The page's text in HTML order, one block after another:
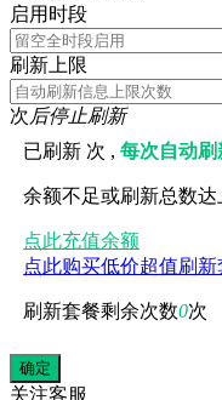
启用时段
刷新上限
次后停止刷新
已刷新 次 ,每次自动
余额不足或刷新总数
点此充值余额
点此购买低价超值刷新
刷新套餐剩余次数0次
关注客服